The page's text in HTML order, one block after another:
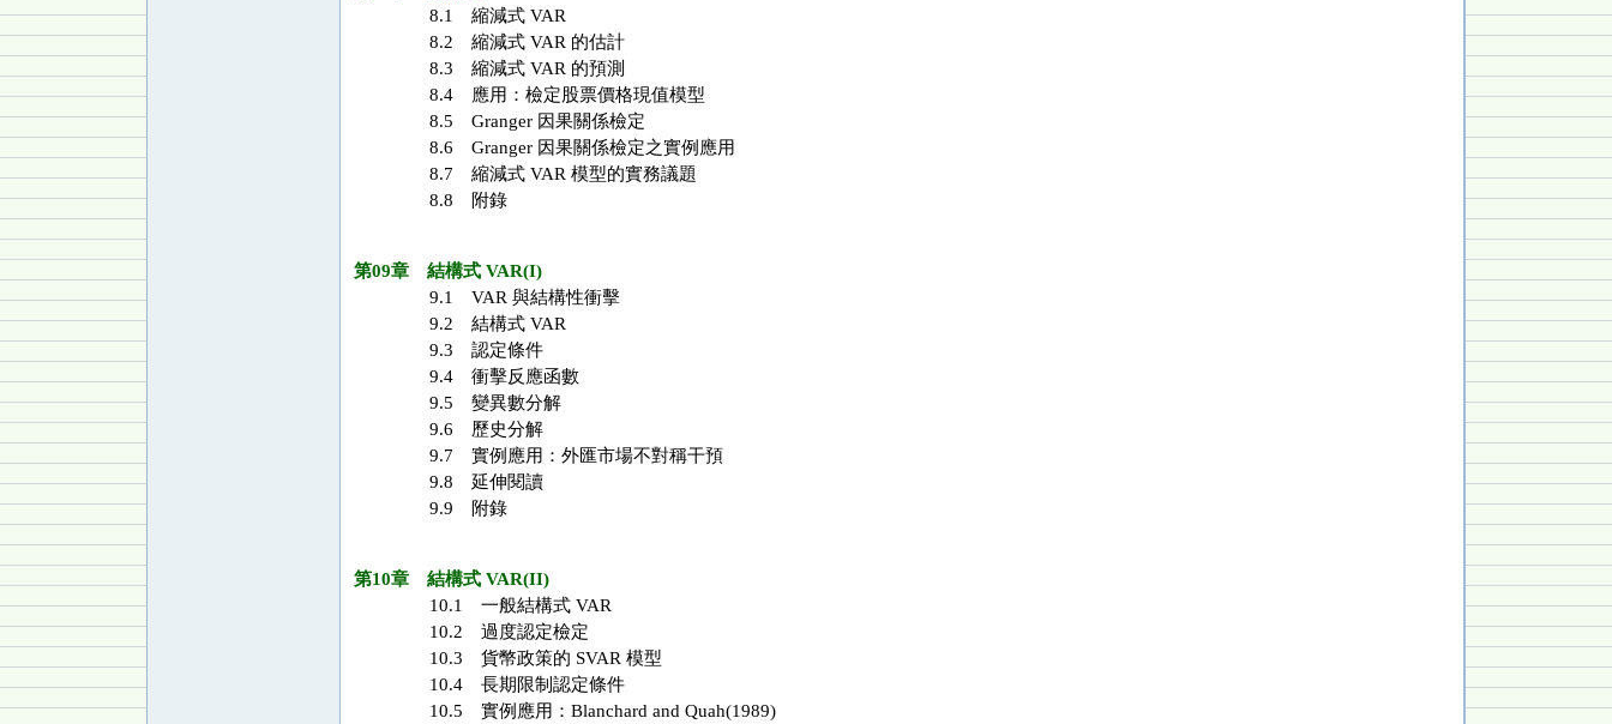
8.1 縮減式 VAR
8.2 縮減式 VAR 的估計
8.3 縮減式 VAR 的預測
8.4 應用：檢定股票價格現值模型
8.5 Granger 因果關係檢定
8.6 Granger 因果關係檢定之實例應用
8.7 縮減式 VAR 模型的實務議題
8.8 附錄
第09章 結構式 VAR(I)
9.1 VAR 與結構性衝擊
9.2 結構式 VAR
9.3 認定條件
9.4 衝擊反應函數
9.5 變異數分解
9.6 歷史分解
9.7 實例應用：外匯市場不對稱干預
9.8 延伸閱讀
9.9 附錄
第10章 結構式 VAR(II)
10.1 一般結構式 VAR
10.2 過度認定檢定
10.3 貨幣政策的 SVAR 模型
10.4 長期限制認定條件
10.5 實例應用：Blanchard and Quah(1989)